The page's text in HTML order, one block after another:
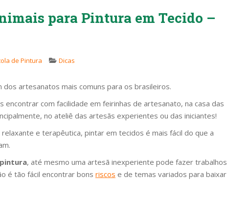
para Pintura em Tecido –
de Pintura Dicas
dos artesanatos mais comuns para os brasileiros.
encontrar com facilidade em feirinhas de artesanato, na casa das
no ateliê das artesãs experientes ou das iniciantes!
e terapêutica, pintar em tecidos é mais fácil do que a
, até mesmo uma artesã inexperiente pode fazer trabalhos
é tão fácil encontrar bons riscos e de temas variados para baixar